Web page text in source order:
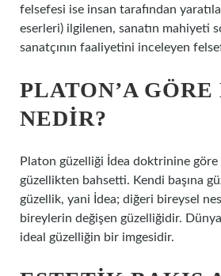
felsefesi ise insan tarafından
eserleri) ilgilenen, sanatın mahiyeti
sanatçının faaliyetini inceleyen
PLATON’A
NEDIR?
Platon güzelliği İdea doktrinine
güzellikten bahsetti. Kendi başına
güzellik, yani İdea; diğeri bireysel
bireylerin değişen güzelliğidir.
ideal güzelliğin bir imgesidir.